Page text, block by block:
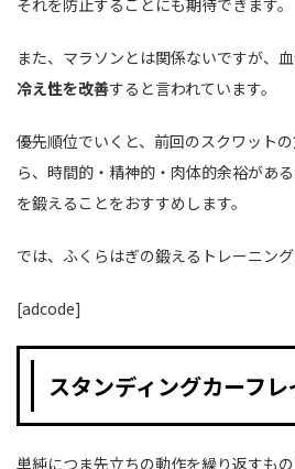
それを防止することにも期待できます。
また、マラソンとは関係ないですが、
冷え性を改善すると言われています。
優先順位でいくと、前回のスクワット
ら、時間的・精神的・肉体的余裕があ
を鍛えることをおすすめします。
では、ふくらはぎの鍛えるトレーニング
[adcode]
スタンディングカーフレ
単純につま先立ちの動作を繰り返すもの